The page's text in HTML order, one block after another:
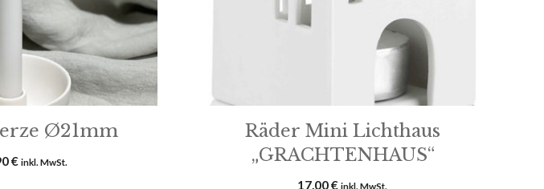
Ø21mm
€Preisspanne:
inkl. MwSt.
Räder Mini Lichthaus
„GRACHTENHAUS“
17,00€ inkl. MwSt.